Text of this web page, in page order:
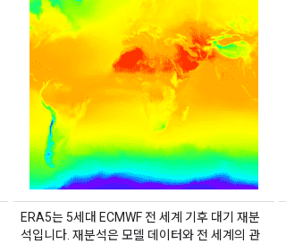
ERA5는 5세대 ECMWF 전 세계 기후 대기 재분
석입니다. 재분석은 모델 데이터와 전 세계의 관